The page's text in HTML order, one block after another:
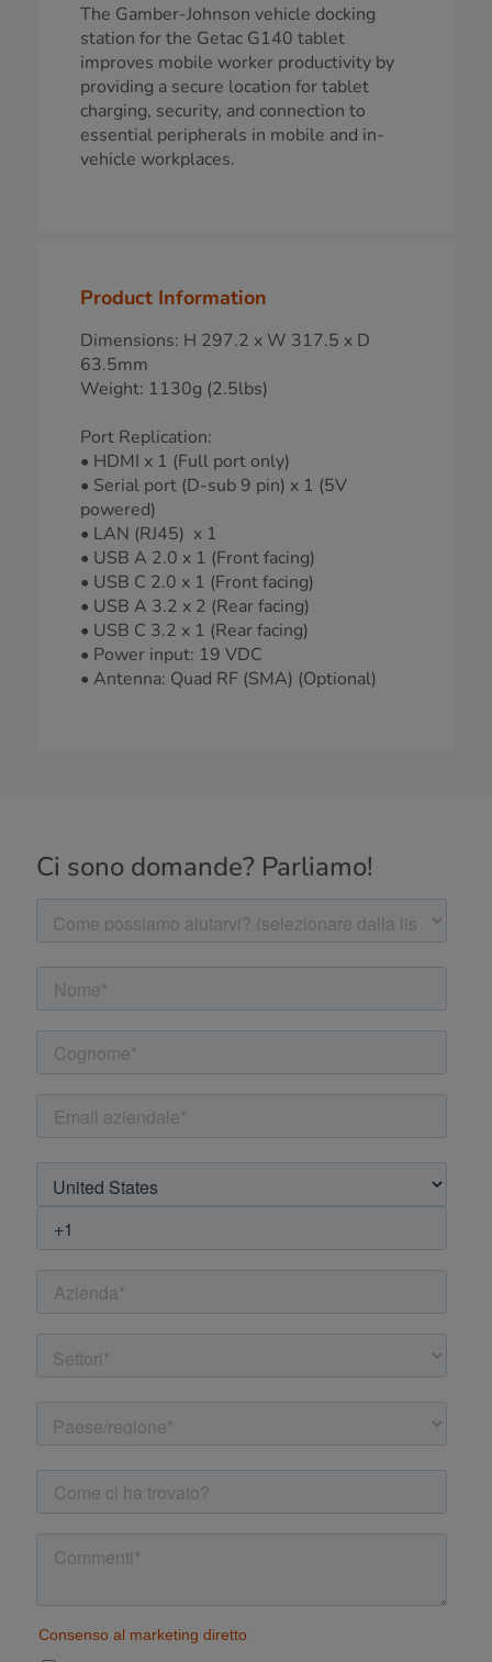
The Gamber-Johnson vehicle docking
station for the Getac G140 tablet
improves mobile worker productivity by
providing a secure location for tablet
charging, security, and connection to
essential peripherals in mobile and in-
vehicle workplaces.
Product Information
Dimensions: H 297.2 x W 317.5 x D
63.5mm
Weight: 1130g (2.5lbs)
Port Replication:
• HDMI x 1 (Full port only)
• Serial port (D-sub 9 pin) x 1 (5V
powered)
• LAN (RJ45) x 1
• USB A 2.0 x 1 (Front facing)
• USB C 2.0 x 1 (Front facing)
• USB A 3.2 x 2 (Rear facing)
• USB C 3.2 x 1 (Rear facing)
• Power input: 19 VDC
• Antenna: Quad RF (SMA) (Optional)
Ci sono domande? Parliamo!